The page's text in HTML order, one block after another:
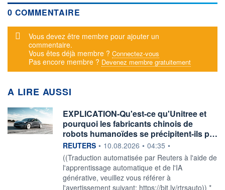
0 COMMENTAIRE
Message d'alerte
Vous devez être membre pour ajouter un
commentaire.
Vous êtes déjà membre ? Connectez-vous
Pas encore membre ? Devenez membre gratuitement
A LIRE AUSSI
EXPLICATION-Qu'est-ce qu'Unitree et
pourquoi les fabricants chinois de
robots humanoïdes se précipitent-ils p…
information fournie par
REUTERS • 10.08.2026 • 04:35 •
((Traduction automatisée par Reuters à l'aide de
l'apprentissage automatique et de l'IA
générative, veuillez vous référer à
l'avertissement suivant: https://bit.ly/rtrsauto)) *